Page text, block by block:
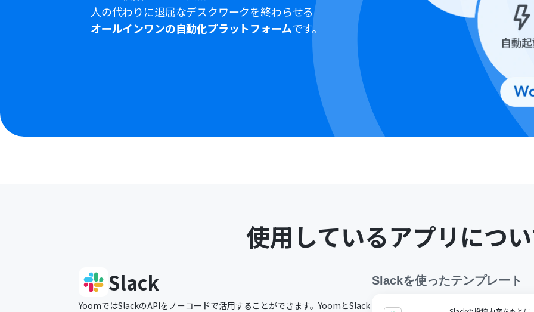
人の代わりに退屈なデスクワークを終わらせる
オールインワンの自動化プラットフォームです。
使用しているアプリにつ
Slack
YoomではSlackのAPIをノーコードで活用することができます。YoomとSlack
Slackを使ったテンプレート